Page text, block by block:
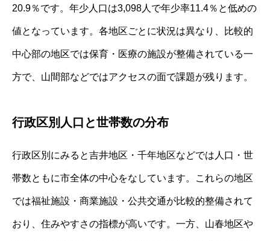
20.9％です。年少人口は3,098人で年少率11.4％と低めの
値となっています。各地区ごとに状況は異なり、比較的
中心部の地区では保育・医療の施設が整備されている一
方で、山間部などではアクセスの面で課題が残ります。
行政区別人口と世帯数の分布
行政区別にみると吉井地区・千年地区などでは人口・世
帯数ともに市全体の中心をなしています。これらの地区
では福祉施設・商業施設・公共交通が比較的整備されて
おり、住みやすさの指標が高いです。一方、山春地区や